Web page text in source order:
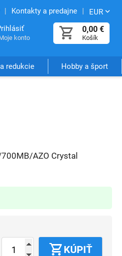
Kontakty a predajne EUR
0,00 €
Košík
konto
redukcie Hobby a šport
AZO Crystal
KÚPIŤ